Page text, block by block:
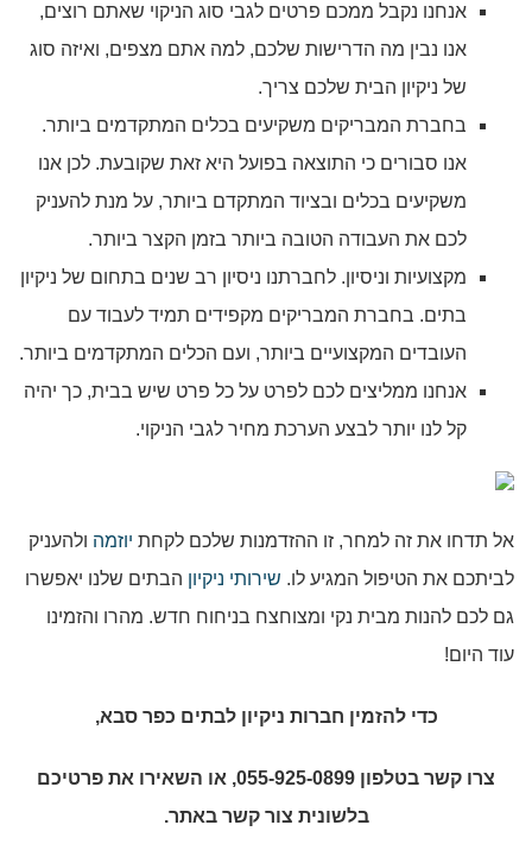
אנחנו נקבל ממכם פרטים לגבי סוג הניקוי שאתם רוצים,
אנו נבין מה הדרישות שלכם, למה אתם מצפים, ואיזה סוג
של ניקיון הבית שלכם צריך.
בחברת המבריקים משקיעים בכלים המתקדמים ביותר.
אנו סבורים כי התוצאה בפועל היא זאת שקובעת. לכן אנו
משקיעים בכלים ובציוד המתקדם ביותר, על מנת להעניק
לכם את העבודה הטובה ביותר בזמן הקצר ביותר.
מקצועיות וניסיון. לחברתנו ניסיון רב שנים בתחום של ניקיון
בתים. בחברת המבריקים מקפידים תמיד לעבוד עם
העובדים המקצועיים ביותר, ועם הכלים המתקדמים ביותר.
אנחנו ממליצים לכם לפרט על כל פרט שיש בבית, כך יהיה
קל לנו יותר לבצע הערכת מחיר לגבי הניקוי.
אל תדחו את זה למחר, זו ההזדמנות שלכם לקחת יוזמה ולהעניק
לביתכם את הטיפול המגיע לו. שירותי ניקיון הבתים שלנו יאפשרו
גם לכם להנות מבית נקי ומצוחצח בניחוח חדש. מהרו והזמינו
עוד היום!
כדי להזמין חברות ניקיון לבתים כפר סבא,
צרו קשר בטלפון 055-925-0899, או השאירו את פרטיכם
בלשונית צור קשר באתר.